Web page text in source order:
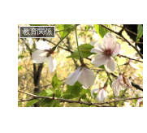
教育関係